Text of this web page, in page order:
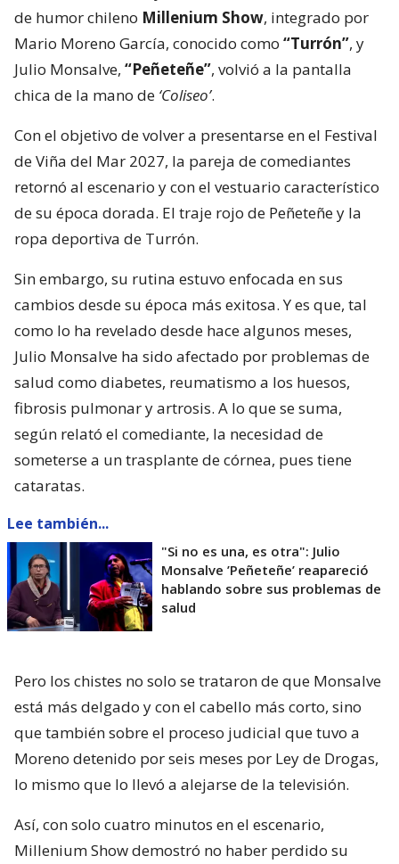
de humor chileno Millenium Show, integrado por
Mario Moreno García, conocido como “Turrón”, y
Julio Monsalve, “Peñeteñe”, volvió a la pantalla
chica de la mano de ‘Coliseo’.
Con el objetivo de volver a presentarse en el Festival
de Viña del Mar 2027, la pareja de comediantes
retornó al escenario y con el vestuario característico
de su época dorada. El traje rojo de Peñeteñe y la
ropa deportiva de Turrón.
Sin embargo, su rutina estuvo enfocada en sus
cambios desde su época más exitosa. Y es que, tal
como lo ha revelado desde hace algunos meses,
Julio Monsalve ha sido afectado por problemas de
salud como diabetes, reumatismo a los huesos,
fibrosis pulmonar y artrosis. A lo que se suma,
según relató el comediante, la necesidad de
someterse a un trasplante de córnea, pues tiene
cataratas.
Lee también...
"Si no es una, es otra": Julio
Monsalve ’Peñeteñe’ reapareció
hablando sobre sus problemas de
salud
Pero los chistes no solo se trataron de que Monsalve
está más delgado y con el cabello más corto, sino
que también sobre el proceso judicial que tuvo a
Moreno detenido por seis meses por Ley de Drogas,
lo mismo que lo llevó a alejarse de la televisión.
Así, con solo cuatro minutos en el escenario,
Millenium Show demostró no haber perdido su